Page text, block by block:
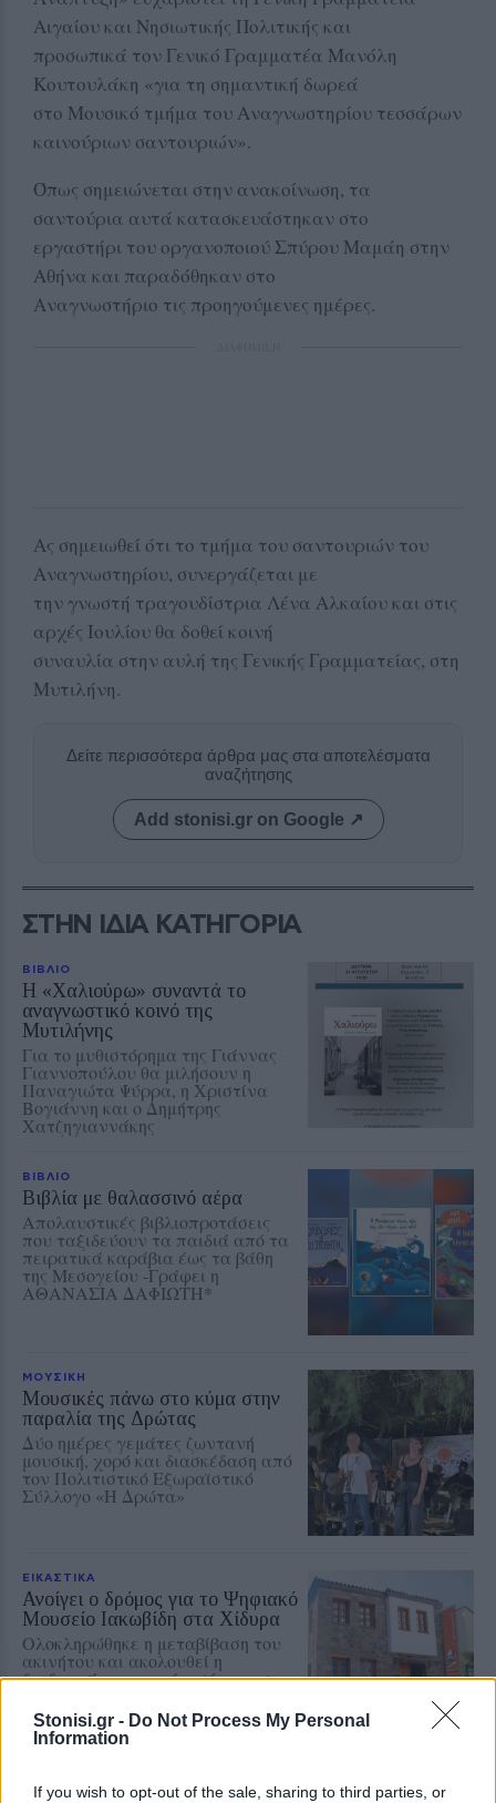
Stonisi.gr - Do Not Process My Personal
Information
If you wish to opt-out of the sale, sharing to third parties, or
Αιγαίου και Νησιωτικής Πολιτικής και
προσωπικά τον Γενικό Γραμματέα Μανόλη
Κουτουλάκη «για τη σημαντική δωρεά
στο Μουσικό τμήμα του Αναγνωστηρίου τεσσάρων
καινούριων σαντουριών».
Όπως σημειώνεται στην ανακοίνωση, τα
σαντούρια αυτά κατασκευάστηκαν στο
εργαστήρι του οργανοποιού Σπύρου Μαμάη στην
Αθήνα και παραδόθηκαν στο
Αναγνωστήριο τις προηγούμενες ημέρες.
Ας σημειωθεί ότι το τμήμα του σαντουριών του
Αναγνωστηρίου, συνεργάζεται με
την γνωστή τραγουδίστρια Λένα Αλκαίου και στις
αρχές Ιουλίου θα δοθεί κοινή
συναυλία στην αυλή της Γενικής Γραμματείας, στη
Μυτιλήνη.
Δείτε περισσότερα άρθρα μας στα αποτελέσματα
αναζήτησης
Add stonisi.gr on Google ↗
ΣΤΗΝ ΙΔΙΑ ΚΑΤΗΓΟΡΙΑ
ΒΙΒΛΙΟ
Η «Χαλιούρω» συναντά το
αναγνωστικό κοινό της
Μυτιλήνης
Για το μυθιστόρημα της Γιάννας
Γιαννοπούλου θα μιλήσουν η
Παναγιώτα Ψύρρα, η Χριστίνα
Βογιάννη και ο Δημήτρης
Χατζηγιαννάκης
ΒΙΒΛΙΟ
Βιβλία με θαλασσινό αέρα
Απολαυστικές βιβλιοπροτάσεις
που ταξιδεύουν τα παιδιά από τα
πειρατικά καράβια έως τα βάθη
της Μεσογείου -Γράφει η
ΑΘΑΝΑΣΙΑ ΔΑΦΙΩΤΗ*
ΜΟΥΣΙΚΗ
Μουσικές πάνω στο κύμα στην
παραλία της Δρώτας
Δύο ημέρες γεμάτες ζωντανή
μουσική, χορό και διασκέδαση από
τον Πολιτιστικό Εξωραϊστικό
Σύλλογο «Η Δρώτα»
ΕΙΚΑΣΤΙΚΑ
Ανοίγει ο δρόμος για το Ψηφιακό
Μουσείο Ιακωβίδη στα Χίδυρα
Ολοκληρώθηκε η μεταβίβαση του
ακινήτου και ακολουθεί η
διαδικασία παραχώρησής του στον